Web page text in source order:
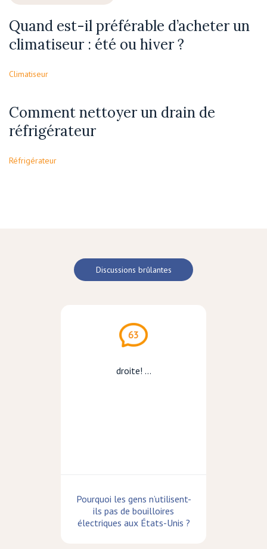
Quand est-il préférable d’acheter un
climatiseur : été ou hiver ?
Climatiseur
Comment nettoyer un drain de
réfrigérateur
Réfrigérateur
Discussions brûlantes
63
droite! ...
Pourquoi les gens n’utilisent-
ils pas de bouilloires
électriques aux États-Unis ?